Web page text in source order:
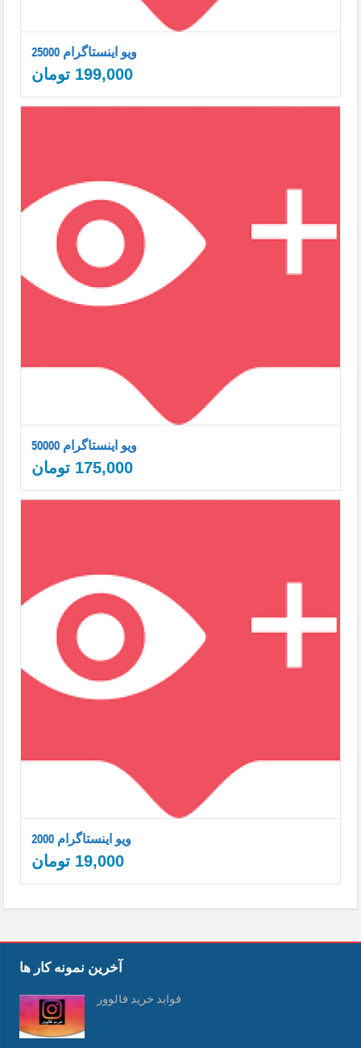
25000 ویو اینستاگرام
199,000 تومان
50000 ویو اینستاگرام
175,000 تومان
2000 ویو اینستاگرام
19,000 تومان
آخرین نمونه کار ها
فواید خرید فالوور